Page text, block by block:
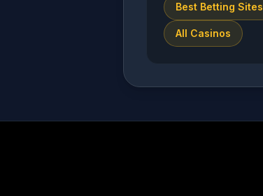
Best Betting Sites
All Casinos